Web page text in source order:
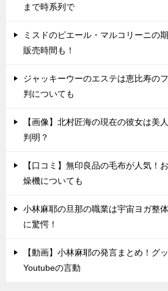
まで時系列で
ミスドのピエール・マルコリーニの
販売時間も！
ジャッキーウーのエステは恵比寿の
判についても
【画像】北村匠海の現在の彼女は美
判明？
【口コミ】無印良品の毛布が人気！
燥機についても
小林麻耶の旦那の職業は宇宙ヨガ整
に驚愕！
【動画】小林麻耶の発言まとめ！グ
Youtubeの言動